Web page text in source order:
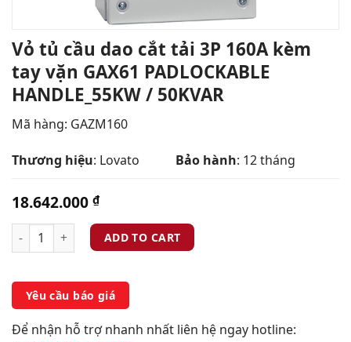
Vỏ tủ cầu dao cắt tải 3P 160A kèm
tay vặn GAX61 PADLOCKABLE
HANDLE_55KW / 50KVAR
Mã hàng: GAZM160
Thương hiệu: Lovato Bảo hành: 12 tháng
18.642.000 ₫
ADD TO CART
Yêu cầu báo giá
Để nhận hỗ trợ nhanh nhất liên hệ ngay hotline: